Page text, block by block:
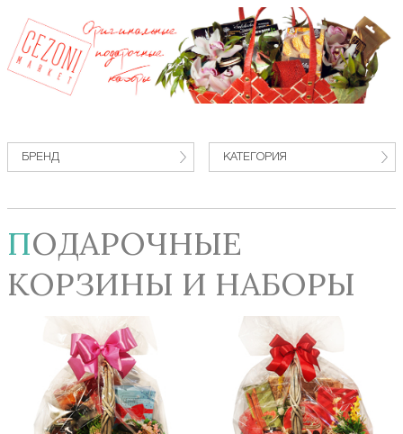
БРЕНД КАТЕГОРИЯ
ПОДАРОЧНЫЕ
КОРЗИНЫ И НАБОРЫ